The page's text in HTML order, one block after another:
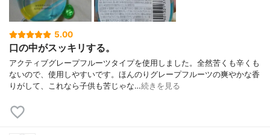
5.00
口の中がスッキリする。
アクティブグレープフルーツタイプを使用しました。全然苦くも辛くも
ないので、使用しやすいです。ほんのりグレープフルーツの爽やかな香
りがして、これなら子供も苦じゃな…続きを見る